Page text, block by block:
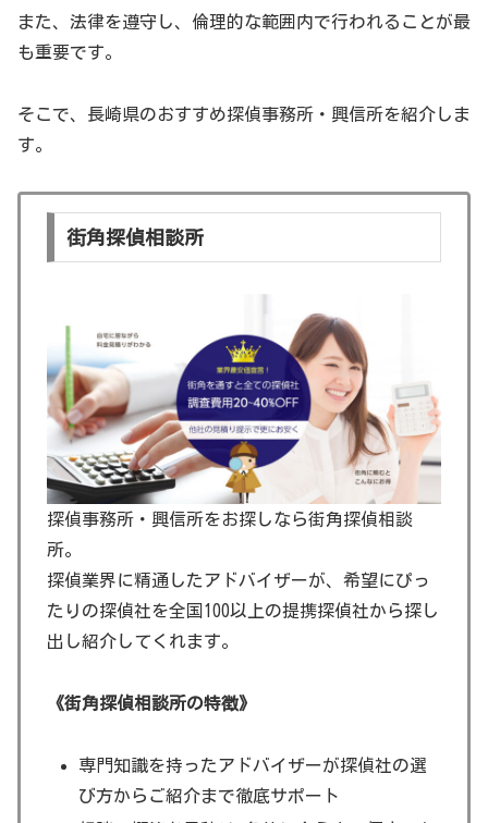
また、法律を遵守し、倫理的な範囲内で行われることが最
も重要です。
そこで、長崎県のおすすめ探偵事務所・興信所を紹介しま
す。
街角探偵相談所
探偵事務所・興信所をお探しなら街角探偵相談
所。
探偵業界に精通したアドバイザーが、希望にぴっ
たりの探偵社を全国100以上の提携探偵社から探し
出し紹介してくれます。
《街角探偵相談所の特徴》
専門知識を持ったアドバイザーが探偵社の選
び方からご紹介まで徹底サポート